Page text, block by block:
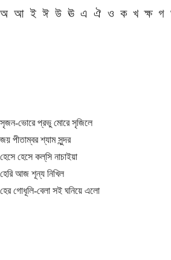
অ আ ই ঈ উ ঊ এ ঐ ও ক খ ক্ষ গ
সৃজন-ভোরে প্রভু মোরে সৃজিলে
জয় পীতাম্বর শ্যাম সুন্দর
হেসে হেসে কল্‌সি নাচাইয়া
হেরি আজ শূন্য নিখিল
হের গোধূলি-বেলা সই ঘনিয়ে এলো